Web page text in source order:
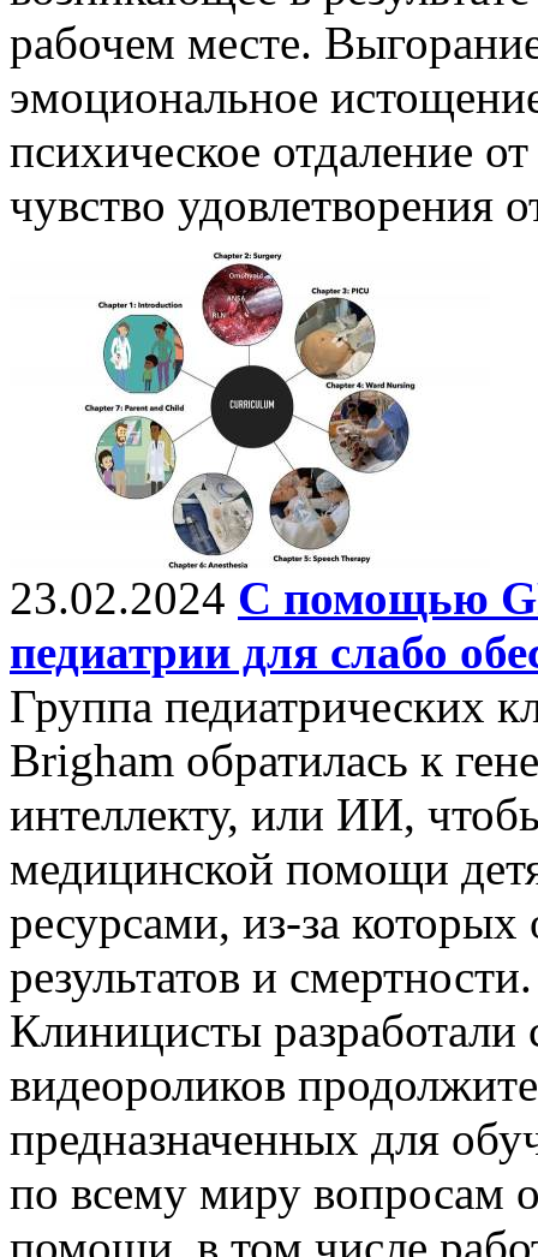
рабочем месте.
эмоциональное
психическое отдаление
чувство удовлетворения
23.02.2024 С помощью
педиатрии для слабо
Группа педиатрических
Brigham обратилась к
интеллекту, или ИИ,
медицинской помощи
ресурсами, из-за
результатов и смертности.
Клиницисты
видеороликов
предназначенных для
по всему миру вопросам
помощи, в том числе